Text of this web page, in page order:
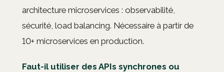
architecture microservices : observabilité,
sécurité, load balancing. Nécessaire à partir de
10+ microservices en production.
Faut-il utiliser des APIs synchrones ou